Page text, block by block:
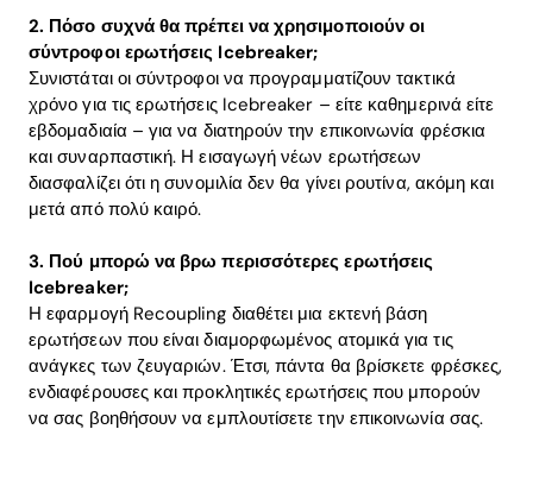
2. Πόσο συχνά θα πρέπει να χρησιμοποιούν οι
σύντροφοι ερωτήσεις Icebreaker;
Συνιστάται οι σύντροφοι να προγραμματίζουν τακτικά
χρόνο για τις ερωτήσεις Icebreaker – είτε καθημερινά είτε
εβδομαδιαία – για να διατηρούν την επικοινωνία φρέσκια
και συναρπαστική. Η εισαγωγή νέων ερωτήσεων
διασφαλίζει ότι η συνομιλία δεν θα γίνει ρουτίνα, ακόμη και
μετά από πολύ καιρό.
3. Πού μπορώ να βρω περισσότερες ερωτήσεις
Icebreaker;
Η εφαρμογή Recoupling διαθέτει μια εκτενή βάση
ερωτήσεων που είναι διαμορφωμένος ατομικά για τις
ανάγκες των ζευγαριών. Έτσι, πάντα θα βρίσκετε φρέσκες,
ενδιαφέρουσες και προκλητικές ερωτήσεις που μπορούν
να σας βοηθήσουν να εμπλουτίσετε την επικοινωνία σας.